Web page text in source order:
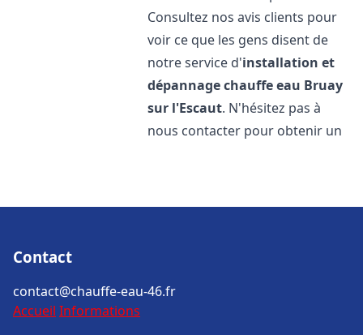
Consultez nos avis clients pour
voir ce que les gens disent de
notre service d'installation et
dépannage chauffe eau Bruay
sur l'Escaut. N'hésitez pas à
nous contacter pour obtenir un
Contact
contact@chauffe-eau-46.fr
Accueil Informations